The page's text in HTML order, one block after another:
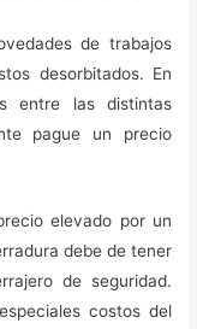
de trabajos
desorbitados. En
entre las distintas
pague un precio
elevado por un
debe de tener
de seguridad.
costos del